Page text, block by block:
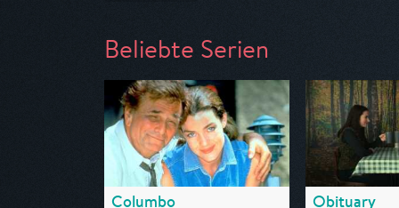
Beliebte Serien
Columbo Obituary